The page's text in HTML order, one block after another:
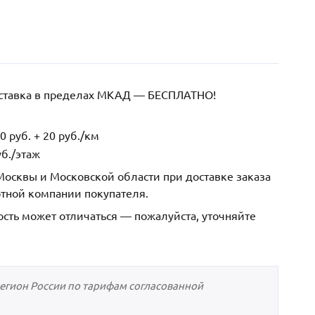
в пределах МКАД — БЕСПЛАТНО!
руб. + 20 руб./км
этаж
и Московской области при доставке заказа
компании покупателя.
может отличаться — пожалуйста, уточняйте
России по тарифам согласованной